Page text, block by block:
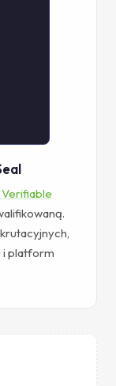
i platform